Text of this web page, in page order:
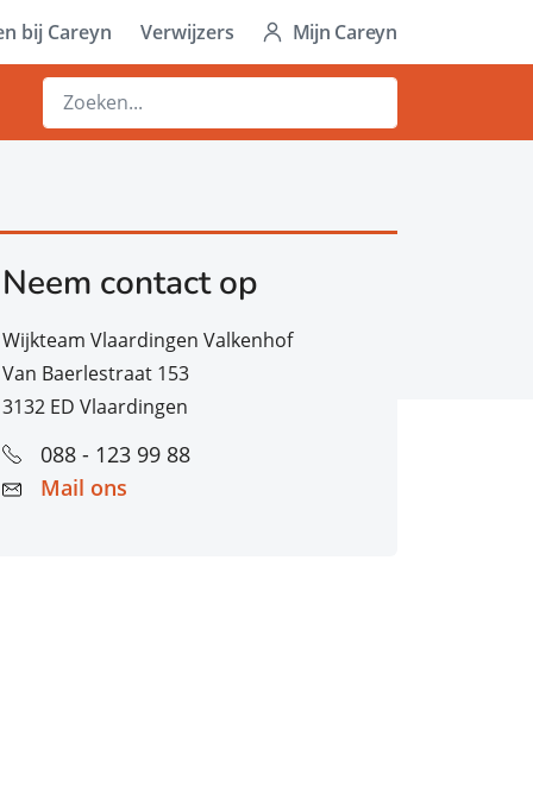
bij Careyn Verwijzers Mijn Careyn
Neem contact op
Wijkteam Vlaardingen Valkenhof
Van Baerlestraat 153
3132 ED Vlaardingen
088 - 123 99 88
Mail ons